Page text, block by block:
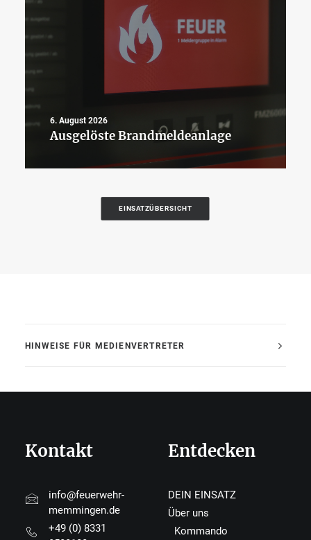
6. August 2026
Ausgelöste Brandmeldeanlage
EINSATZÜBERSICHT
HINWEISE FÜR MEDIENVERTRETER
Kontakt
info@feuerwehr-
memmingen.de
+49 (0) 8331
Entdecken
DEIN EINSATZ
Über uns
Kommando